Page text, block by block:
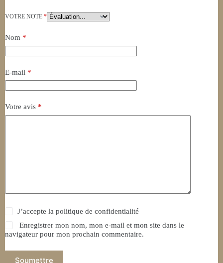
VOTRE NOTE *
Nom *
E-mail *
Votre avis *
J’accepte lapolitique de confidentialité
Enregistrer mon nom, mon e-mail et mon site dans le
navigateur pour mon prochain commentaire.
Soumettre